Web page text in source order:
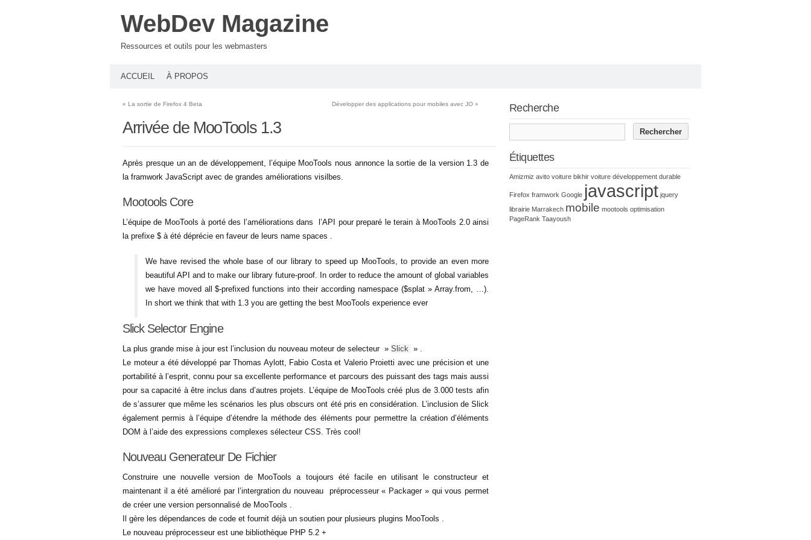
WebDev Magazine
Ressources et outils pour les webmasters
ACCUEIL À PROPOS
« La sortie de Firefox 4 Beta Développer des applications pour mobiles avec JO »
Arrivée de MooTools 1.3
Après presque un an de développement, l’équipe MooTools nous annonce la sortie de la version 1.3 de
la framwork JavaScript avec de grandes améliorations visilbes.
Mootools Core
L’équipe de MooTools à porté des l’améliorations dans l’API pour preparé le terain à MooTools 2.0 ainsi
la prefixe $ à été déprécie en faveur de leurs name spaces .
We have revised the whole base of our library to speed up MooTools, to provide an even more
beautiful API and to make our library future-proof. In order to reduce the amount of global variables
we have moved all $-prefixed functions into their according namespace ($splat » Array.from, …).
In short we think that with 1.3 you are getting the best MooTools experience ever
Slick Selector Engine
La plus grande mise à jour est l’inclusion du nouveau moteur de selecteur » Slick » .
Le moteur a été développé par Thomas Aylott, Fabio Costa et Valerio Proietti avec une précision et une
portabilité à l’esprit, connu pour sa excellente performance et parcours des puissant des tags mais aussi
pour sa capacité à être inclus dans d’autres projets. L’équipe de MooTools créé plus de 3.000 tests afin
de s’assurer que même les scénarios les plus obscurs ont été pris en considération. L’inclusion de Slick
également permis à l’équipe d’étendre la méthode des éléments pour permettre la création d’éléments
DOM à l’aide des expressions complexes sélecteur CSS. Très cool!
Nouveau Generateur De Fichier
Construire une nouvelle version de MooTools a toujours été facile en utilisant le constructeur et
maintenant il a été amélioré par l’intergration du nouveau préprocesseur « Packager » qui vous permet
de créer une version personnalisé de MooTools .
Il gère les dépendances de code et fournit déjà un soutien pour plusieurs plugins MooTools .
Le nouveau préprocesseur est une bibliothèque PHP 5.2 +
Recherche
Étiquettes
Amizmiz avito voiture bikhir voiture développement durable
Firefox framwork Google javascript jquery
librairie Marrakech mobile mootools optimisation
PageRank Taayoush